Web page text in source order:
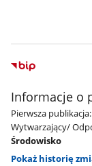
Informacje o
Pierwsza publikacja:
Wytwarzający/
Środowisko
Pokaż historię